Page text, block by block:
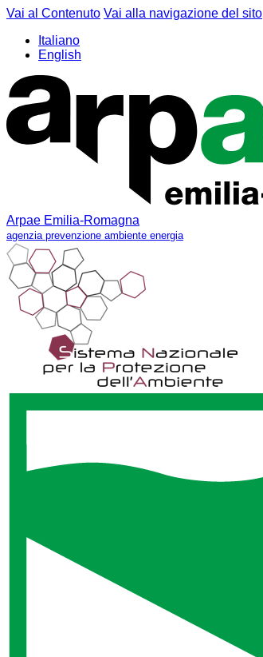
Vai al Contenuto Vai alla navigazione del sito
Italiano
English
Arpae Emilia-Romagna
agenzia prevenzione ambiente energia